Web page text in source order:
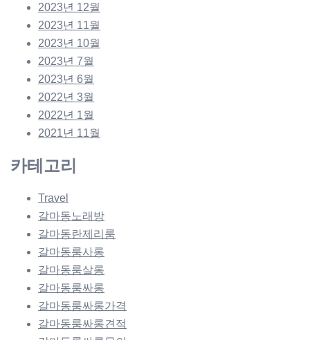
2023년 12월
2023년 11월
2023년 10월
2023년 7월
2023년 6월
2022년 3월
2022년 1월
2021년 11월
카테고리
Travel
갈마동노래방
갈마동란제리룸
갈마동룸사롱
갈마동룸살롱
갈마동룸싸롱
갈마동룸싸롱가격
갈마동룸싸롱견적